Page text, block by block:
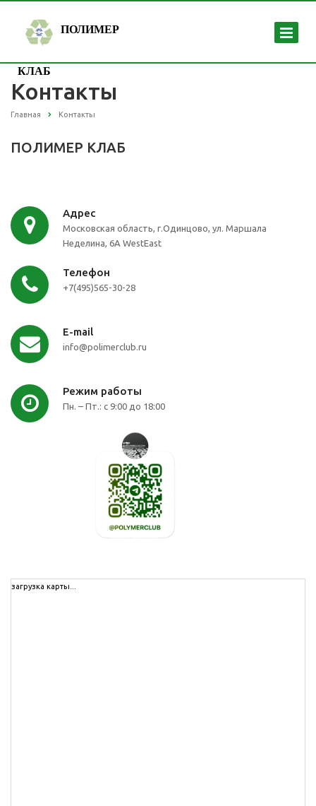
ПОЛИМЕР
КЛАБ
Контакты
Главная Контакты
ПОЛИМЕР КЛАБ
Адрес
Московская область, г.Одинцово, ул. Маршала
Неделина, 6А WestEast
Телефон
+7(495)565-30-28
E-mail
info@polimerclub.ru
Режим работы
Пн. – Пт.: с 9:00 до 18:00
загрузка карты...